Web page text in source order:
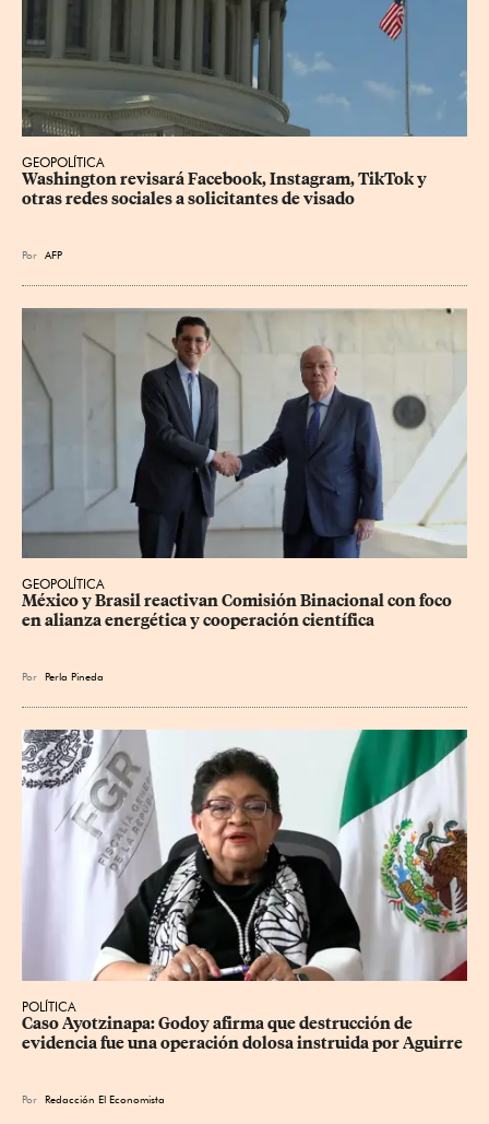
GEOPOLÍTICA
Washington revisará Facebook, Instagram, TikTok y
otras redes sociales a solicitantes de visado
Por AFP
GEOPOLÍTICA
México y Brasil reactivan Comisión Binacional con foco
en alianza energética y cooperación científica
Por Perla Pineda
POLÍTICA
Caso Ayotzinapa: Godoy afirma que destrucción de
evidencia fue una operación dolosa instruida por Aguirre
Por Redacción El Economista